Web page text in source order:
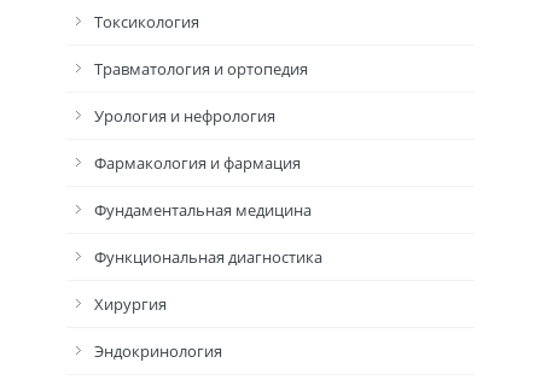
Токсикология
Травматология и ортопедия
Урология и нефрология
Фармакология и фармация
Фундаментальная медицина
Функциональная диагностика
Хирургия
Эндокринология